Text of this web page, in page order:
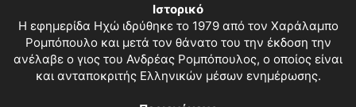
Ιστορικό
Η εφημερίδα Ηχώ ιδρύθηκε το 1979 από τον Χαράλαμπο
Ρομπόπουλο και μετά τον θάνατο του την έκδοση την
ανέλαβε ο γιος του Ανδρέας Ρομπόπουλος, ο οποίος είναι
και ανταποκριτής Ελληνικών μέσων ενημέρωσης.